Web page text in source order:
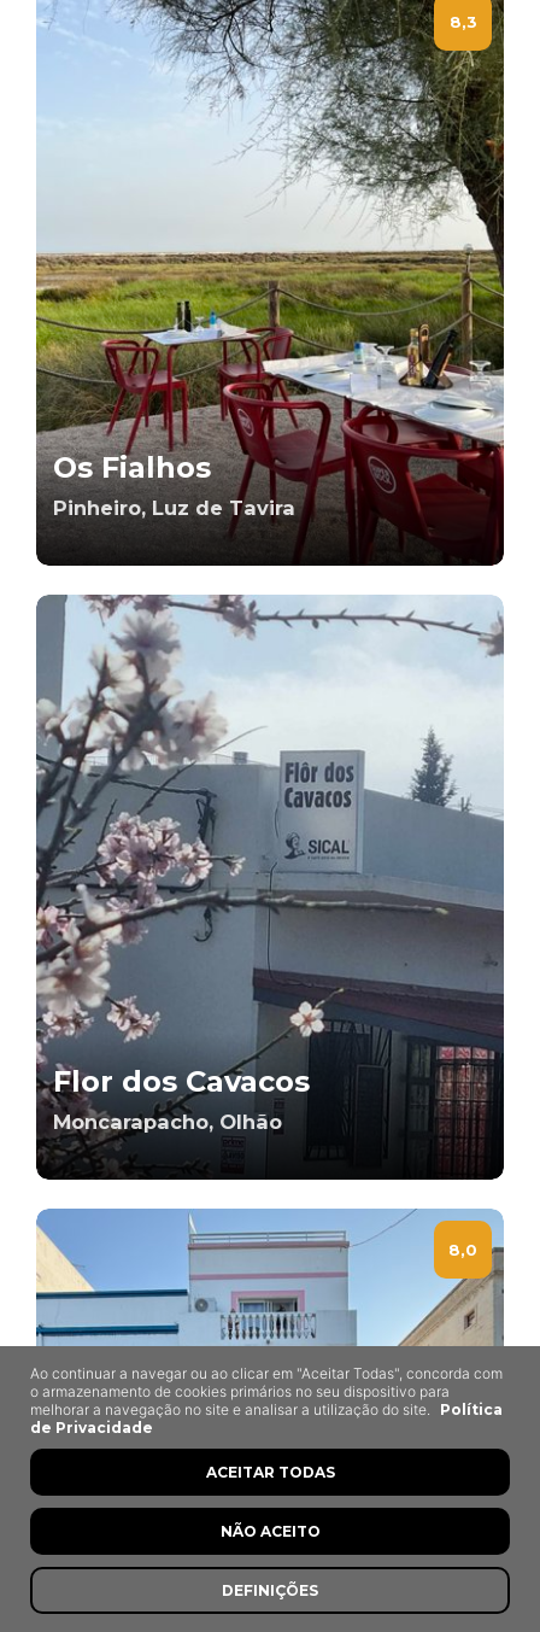
8,3
Os Fialhos
Pinheiro, Luz de Tavira
Flor dos Cavacos
Moncarapacho, Olhão
8,0
Ao continuar a navegar ou ao clicar em "Aceitar Todas", concorda com
o armazenamento de cookies primários no seu dispositivo para
melhorar a navegação no site e analisar a utilização do site.
Política
de Privacidade
DEFINIÇÕES
NÃO ACEITO
ACEITAR TODAS